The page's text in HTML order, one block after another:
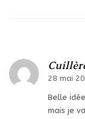
28 mai
Belle
mais je